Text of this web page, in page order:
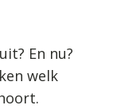
En nu?
welk